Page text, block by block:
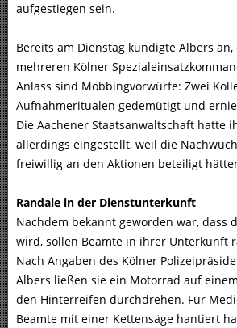
aufgestiegen sein.
Bereits am Dienstag kündigte Albers an,
mehreren Kölner
Anlass sind Mobbingvorwürfe: Zwei
Aufnahmeritualen gedemütigt und
Die Aachener Staatsanwaltschaft hatte
allerdings eingestellt, weil die
freiwillig an den Aktionen beteiligt
Randale in der Dienstunterkunft
Nachdem bekannt geworden war, dass
wird, sollen Beamte in ihrer Unterkunft
Nach Angaben des Kölner
Albers ließen sie ein Motorrad auf
den Hinterreifen durchdrehen. Für
Beamte mit einer Kettensäge hantiert